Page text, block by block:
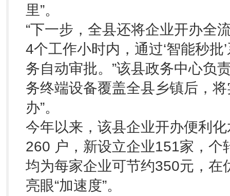
里”。
“下一步，全县还将企业开办全
4个工作小时内，通过‘智能秒
务自动审批。”该县政务中心负
务终端设备覆盖全县乡镇后，
办”。
今年以来，该县企业开办便利
260 户，新设立企业151家，个
均为每家企业可节约350元，
亮眼“加速度”。